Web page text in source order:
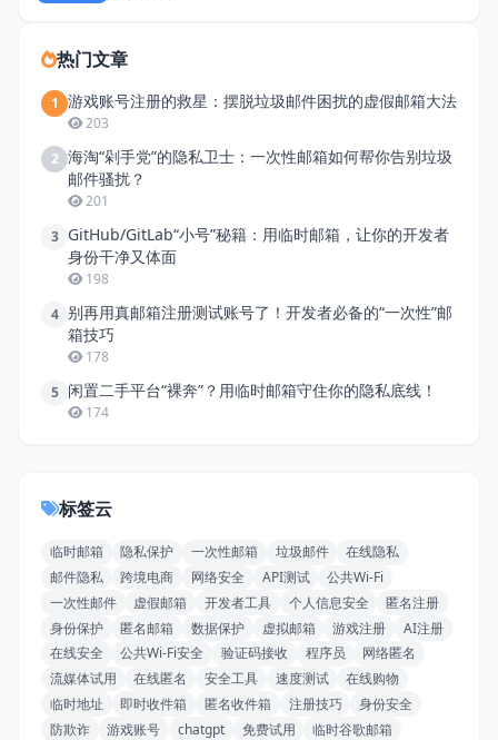
热门文章
1 游戏账号注册的救星：摆脱垃圾邮件困扰的虚假邮箱大法
203
2 海淘“剁手党”的隐私卫士：一次性邮箱如何帮你告别垃圾
邮件骚扰？
201
3 GitHub/GitLab“小号”秘籍：用临时邮箱，让你的开发者
身份干净又体面
198
4 别再用真邮箱注册测试账号了！开发者必备的“一次性”邮
箱技巧
178
5 闲置二手平台“裸奔”？用临时邮箱守住你的隐私底线！
174
标签云
临时邮箱 隐私保护 一次性邮箱 垃圾邮件
在线隐私
邮件隐私
跨境电商 网络安全 API测试
公共Wi-Fi
一次性邮件
虚假邮箱 开发者工具 个人信息安全
匿名注册
身份保护
匿名邮箱 数据保护 虚拟邮箱 游戏注册
AI注册
在线安全
公共Wi-Fi安全 验证码接收 程序员
网络匿名
流媒体试用
在线匿名 安全工具 速度测试
在线购物
临时地址
即时收件箱 匿名收件箱 注册技巧
身份安全
防欺诈
游戏账号 chatgpt 免费试用 临时谷歌邮箱